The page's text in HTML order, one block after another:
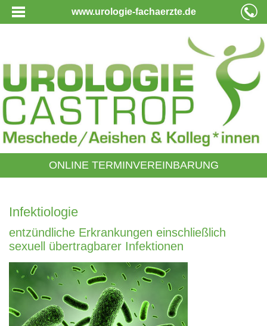
www.urologie-fachaerzte.de
ONLINE TERMINVEREINBARUNG
Infektiologie
entzündliche Erkrankungen einschließlich
sexuell übertragbarer Infektionen